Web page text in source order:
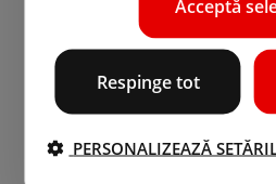
Acceptă
Respinge tot
PERSONALIZEAZĂ